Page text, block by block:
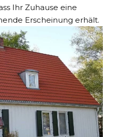
Ihr Zuhause eine
Erscheinung erhält.